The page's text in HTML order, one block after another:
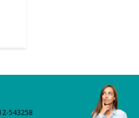
543258